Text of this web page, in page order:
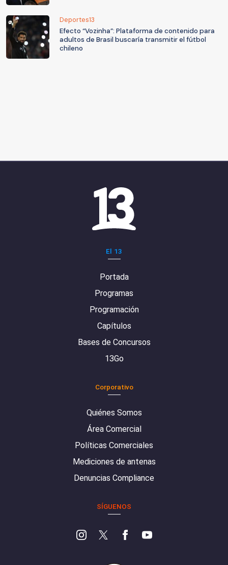
Deportes13
Efecto “Vozinha”: Plataforma de contenido para
adultos de Brasil buscaría transmitir el fútbol
chileno
El 13
Portada
Programas
Programación
Capítulos
Bases de Concursos
13Go
Corporativo
Quiénes Somos
Área Comercial
Políticas Comerciales
Mediciones de antenas
Denuncias Compliance
SÍGUENOS